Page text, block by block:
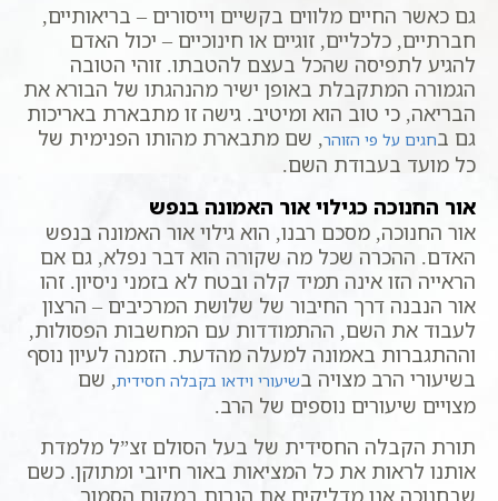
גם כאשר החיים מלווים בקשיים וייסורים – בריאותיים,
חברתיים, כלכליים, זוגיים או חינוכיים – יכול האדם
להגיע לתפיסה שהכל בעצם להטבתו. זוהי הטובה
הגמורה המתקבלת באופן ישיר מהנהגתו של הבורא את
הבריאה, כי טוב הוא ומיטיב. גישה זו מתבארת באריכות
גם בחגים על פי הזוהר, שם מתבארת מהותו הפנימית של
כל מועד בעבודת השם.
אור החנוכה כגילוי אור האמונה בנפש
אור החנוכה, מסכם רבנו, הוא גילוי אור האמונה בנפש
האדם. ההכרה שכל מה שקורה הוא דבר נפלא, גם אם
הראייה הזו אינה תמיד קלה ובטח לא בזמני ניסיון. זהו
אור הנבנה דרך החיבור של שלושת המרכיבים – הרצון
לעבוד את השם, ההתמודדות עם המחשבות הפסולות,
וההתגברות באמונה למעלה מהדעת. הזמנה לעיון נוסף
בשיעורי הרב מצויה בשיעורי וידאו בקבלה חסידית, שם
מצויים שיעורים נוספים של הרב.
תורת הקבלה החסידית של בעל הסולם זצ”ל מלמדת
אותנו לראות את כל המציאות באור חיובי ומתוקן. כשם
שבחנוכה אנו מדליקים את הנרות במקום הסמוך